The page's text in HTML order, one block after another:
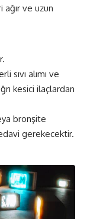
ağır ve uzun
sıvı alımı ve
kesici ilaçlardan
bronşite
gerekecektir.